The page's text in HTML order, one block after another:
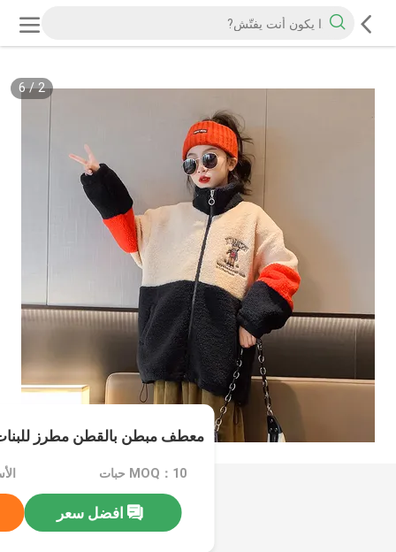
2
/
6
معطف مبطن بالقطن مطرز
MOQ：10 حبات
افضل سعر